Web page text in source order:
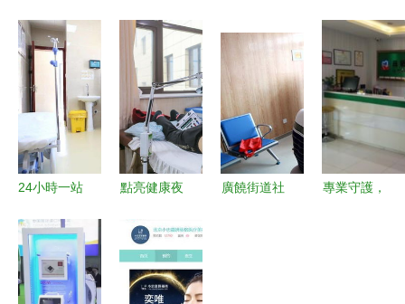
時服務全面
啟動，便捷
醫療服務溫
暖人心
何為社區居
民提供便捷
外科小手術
服務
筆，在基層
寫好民生答
卷
握這些技
巧，創業賺
錢兩不誤
——聚焦健
康咨詢服務
24小時一站
市五院新發
熱門診正式
啟用
點亮健康夜
中醫院開設
夜間門診與
健康咨詢服
廣饒街道社
專業守護，